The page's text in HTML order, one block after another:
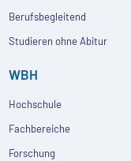
Berufsbegleitend
Studieren ohne Abitur
WBH
Hochschule
Fachbereiche
Forschung